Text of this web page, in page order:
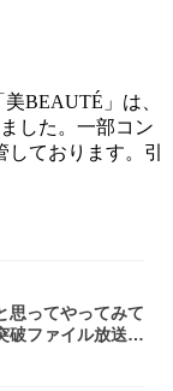
BEAUTÉ」は、
した。一部コン
ております。引
思ってやってみて
破ファイル放送で